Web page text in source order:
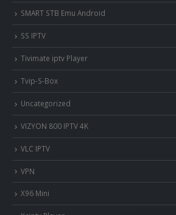
SMART STB Emu Android
SS IPTV
Tivimate iptv Player
Tvip-S-Box
Uncategorized
VIZYON 800 IPTV 4K
VLC IPTV
VPN
X96 Mini